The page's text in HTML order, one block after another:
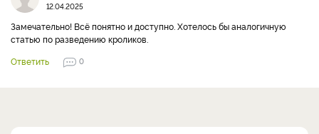
12.04.2025
Замечательно! Всё понятно и доступно. Хотелось бы аналогичную
статью по разведению кроликов.
Ответить
0